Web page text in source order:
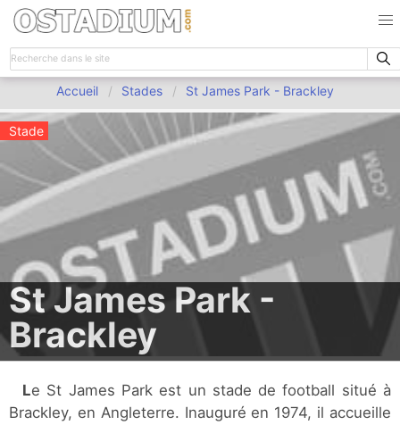
Accueil Stades St James Park - Brackley
Stade
St James Park -
Brackley
Le St James Park est un stade de football situé à
Brackley, en Angleterre. Inauguré en 1974, il accueille